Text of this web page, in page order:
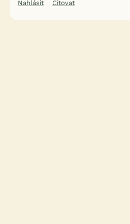
Nahlásit
Citovat